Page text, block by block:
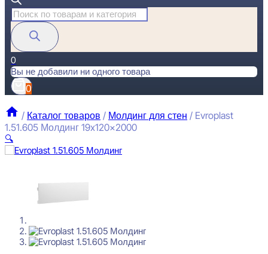
Поиск
товаров
0
Вы не добавили ни одного товара
0
/ Каталог товаров / Молдинг для стен / Evroplast
1.51.605 Молдинг 19x120x2000
🔍